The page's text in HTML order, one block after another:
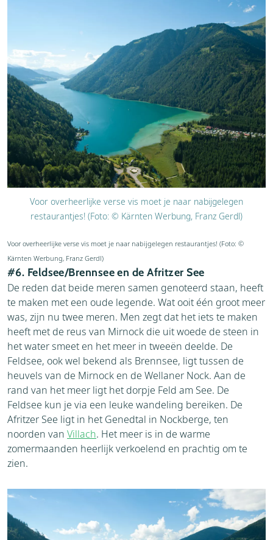
Voor overheerlijke verse vis moet je naar nabijgelegen
restaurantjes! (Foto: © Kärnten Werbung, Franz Gerdl)
Voor overheerlijke verse vis moet je naar nabijgelegen restaurantjes! (Foto: ©
Kärnten Werbung, Franz Gerdl)
#6. Feldsee/Brennsee en de Afritzer See
De reden dat beide meren samen genoteerd staan, heeft
te maken met een oude legende. Wat ooit één groot meer
was, zijn nu twee meren. Men zegt dat het iets te maken
heeft met de reus van Mirnock die uit woede de steen in
het water smeet en het meer in tweeën deelde. De
Feldsee, ook wel bekend als Brennsee, ligt tussen de
heuvels van de Mirnock en de Wellaner Nock. Aan de
rand van het meer ligt het dorpje Feld am See. De
Feldsee kun je via een leuke wandeling bereiken. De
Afritzer See ligt in het Genedtal in Nockberge, ten
noorden van Villach. Het meer is in de warme
zomermaanden heerlijk verkoelend en prachtig om te
zien.